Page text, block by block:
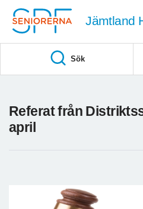
Jämtland
Sök
Referat från
april